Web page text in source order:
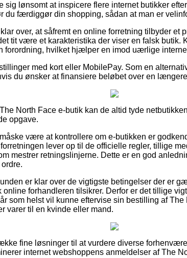
sig lønsomt at inspicere flere internet butikker
du færdiggør din shopping, sådan at man er
over, at såfremt en online forretning tilbyder et
tit være et karakteristika der viser en falsk butik.
forordning, hvilket hjælper en imod uærlige
med kort eller MobilePay. Som en
du ønsker at finansiere beløbet over en
North Face e-butik kan de altid tyde
opgave.
være at kontrollere om e-butikken er
lever op til de officielle regler, tillige
mestrer retningslinjerne. Dette er en god
er klar over de vigtigste betingelser der er
forhandleren tilsikrer. Derfor er det tillige
som helst vil kunne eftervise sin bestilling af
varer til en kvinde eller mand.
fine løsninger til at vurdere diverse
internet webshoppens anmeldelser af The